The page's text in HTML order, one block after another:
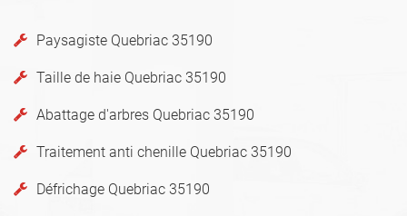
Paysagiste Quebriac 35190
Taille de haie Quebriac 35190
Abattage d'arbres Quebriac 35190
Traitement anti chenille Quebriac 35190
Défrichage Quebriac 35190